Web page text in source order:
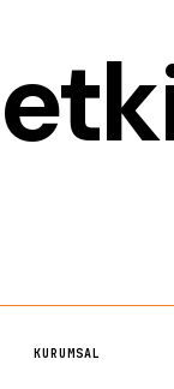
KURUMSAL